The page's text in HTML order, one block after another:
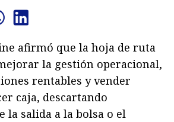
afirmó que la hoja de ruta
la gestión operacional,
rentables y vender
caja, descartando
la salida a la bolsa o el